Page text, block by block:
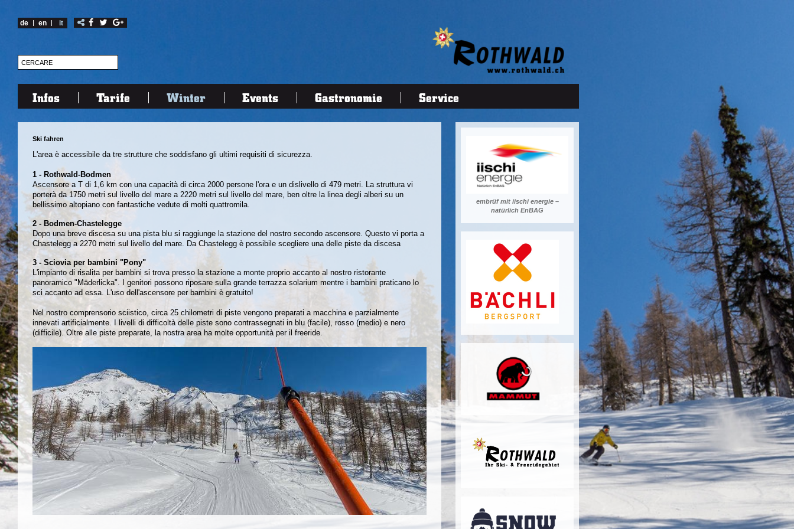
de en it
Infos Tarife Winter Events Gastronomie Service
Ski fahren
L'area è accessibile da tre strutture che soddisfano gli ultimi requisiti di sicurezza.
1 - Rothwald-Bodmen
Ascensore a T di 1,6 km con una capacità di circa 2000 persone l'ora e un dislivello di 479 metri. La struttura vi
porterà da 1750 metri sul livello del mare a 2220 metri sul livello del mare, ben oltre la linea degli alberi su un
bellissimo altopiano con fantastiche vedute di molti quattromila.
2 - Bodmen-Chastelegge
Dopo una breve discesa su una pista blu si raggiunge la stazione del nostro secondo ascensore. Questo vi porta a
Chastelegg a 2270 metri sul livello del mare. Da Chastelegg è possibile scegliere una delle piste da discesa
3 - Sciovia per bambini "Pony"
L'impianto di risalita per bambini si trova presso la stazione a monte proprio accanto al nostro ristorante
panoramico "Mäderlicka". I genitori possono riposare sulla grande terrazza solarium mentre i bambini praticano lo
sci accanto ad essa. L'uso dell'ascensore per bambini è gratuito!
Nel nostro comprensorio sciistico, circa 25 chilometri di piste vengono preparati a macchina e parzialmente
innevati artificialmente. I livelli di difficoltà delle piste sono contrassegnati in blu (facile), rosso (medio) e nero
(difficile). Oltre alle piste preparate, la nostra area ha molte opportunità per il freeride.
embrüf mit iischi energie –
natürlich EnBAG